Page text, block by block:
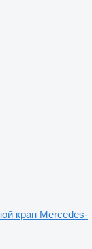
кран Mercedes-